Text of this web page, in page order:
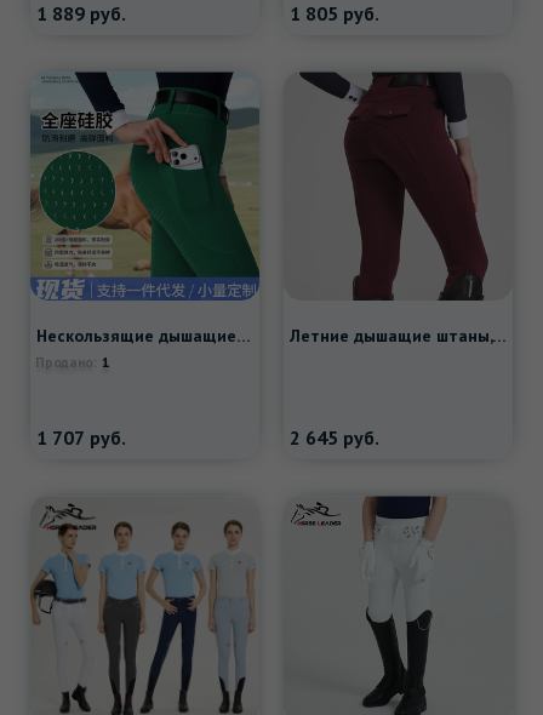
1 889 руб. 1 805 руб.
Нескользящие дышащие штаны для тренировок, высокая талия
Продано: 1
1 707 руб.
Летние дышащие штаны, дышащий эластичный износостойкий комбинезон, облегающий крой
2 645 руб.